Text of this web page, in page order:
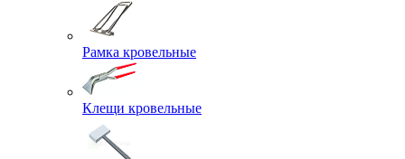
Рамка кровельные
Клещи кровельные